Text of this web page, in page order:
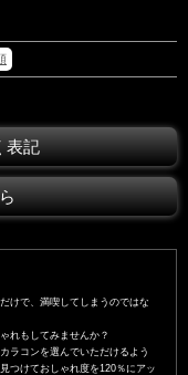
表記
けで、満喫してしまうのではな
れもしてみませんか？
ラコンを選んでいただけるよう
つけておしゃれ度を120％にアッ